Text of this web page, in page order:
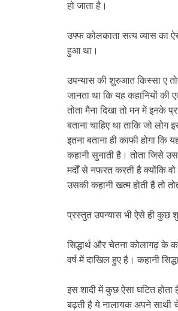
हो जाता है।
उफ्फ कोलकाता सत्य व्यास का
हुआ था।
उपन्यास की शुरुआत किस्सा ए
जानता था कि यह कहानियों
तोता मैना दिखा तो मन में
बताना चाहिए था ताकि जो
इतना बताना ही काफी होगा
कहानी सुनाती है। तोता जिसे
मर्दों से नफरत करती है क्योंकि
उसकी कहानी खत्म होती है तो
प्रस्तुत उपन्यास भी ऐसे ही कुछ
सिद्धार्थ और चेतना कोलागढ़ के
वर्ष में दाखिल हुए है। कहानी
इस शादी में कुछ ऐसा घटित
बढ़ती है ये नालायक अपने